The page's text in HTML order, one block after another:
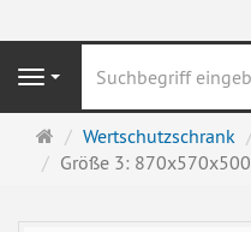
Navigation
Startseite
Wertschutzschrank
Größe 3: 870x570x500